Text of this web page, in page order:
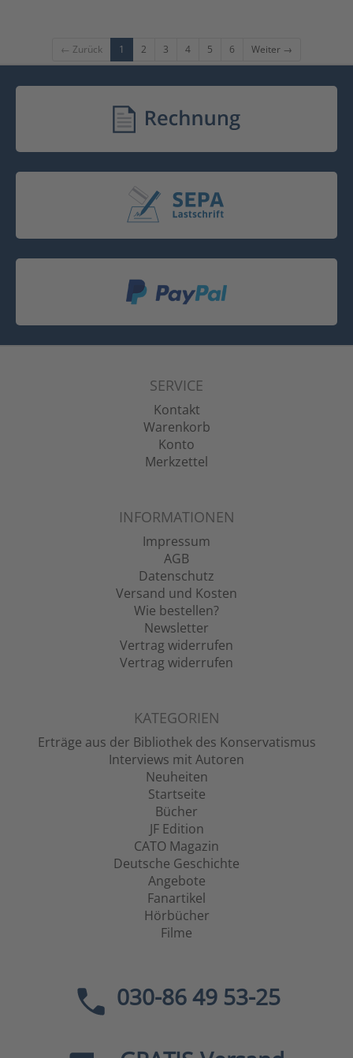
← Zurück 1 2 3 4 5 6 Weiter →
SERVICE
Kontakt
Warenkorb
Konto
Merkzettel
INFORMATIONEN
Impressum
AGB
Datenschutz
Versand und Kosten
Wie bestellen?
Newsletter
Vertrag widerrufen
Vertrag widerrufen
KATEGORIEN
Erträge aus der Bibliothek des Konservatismus
Interviews mit Autoren
Neuheiten
Startseite
Bücher
JF Edition
CATO Magazin
Deutsche Geschichte
Angebote
Fanartikel
Hörbücher
Filme
030-86 49 53-25